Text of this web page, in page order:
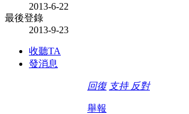
2013-6-22
最後登錄
2013-9-23
收聽TA
發消息
回復 支持 反對
舉報